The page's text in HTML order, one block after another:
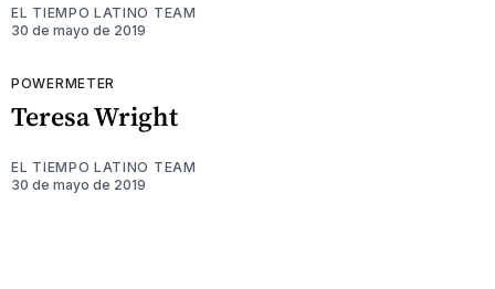
EL TIEMPO LATINO TEAM
30 de mayo de 2019
POWERMETER
Teresa Wright
EL TIEMPO LATINO TEAM
30 de mayo de 2019